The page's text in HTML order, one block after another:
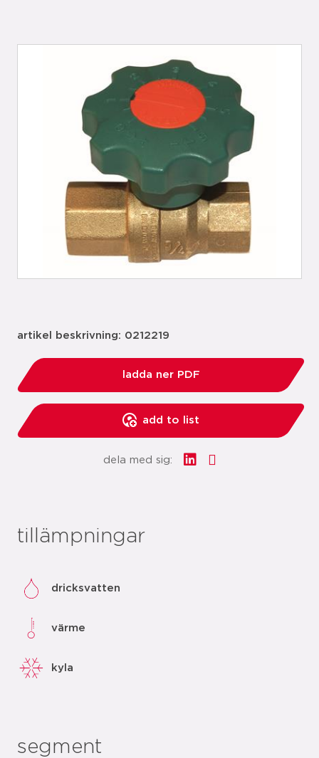
artikel beskrivning: 0212219
ladda ner PDF
add to list
dela med sig:
tillämpningar
dricksvatten
värme
kyla
segment